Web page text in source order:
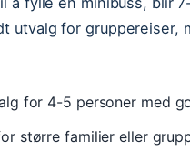
utvalg for gruppereiser,
for 4-5 personer med
større familier eller